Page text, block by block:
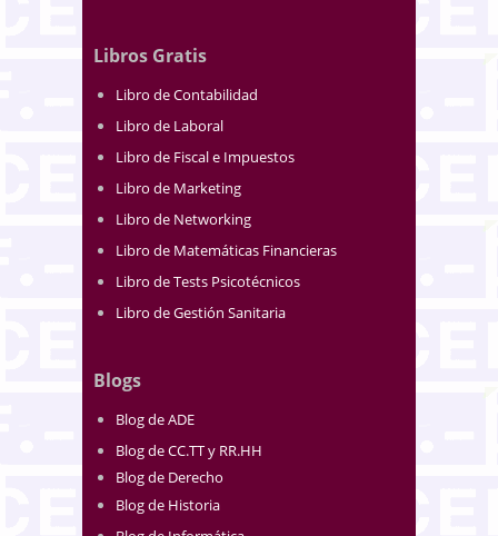
Libros Gratis
Libro de Contabilidad
Libro de Laboral
Libro de Fiscal e Impuestos
Libro de Marketing
Libro de Networking
Libro de Matemáticas Financieras
Libro de Tests Psicotécnicos
Libro de Gestión Sanitaria
Blogs
Blog de ADE
Blog de CC.TT y RR.HH
Blog de Derecho
Blog de Historia